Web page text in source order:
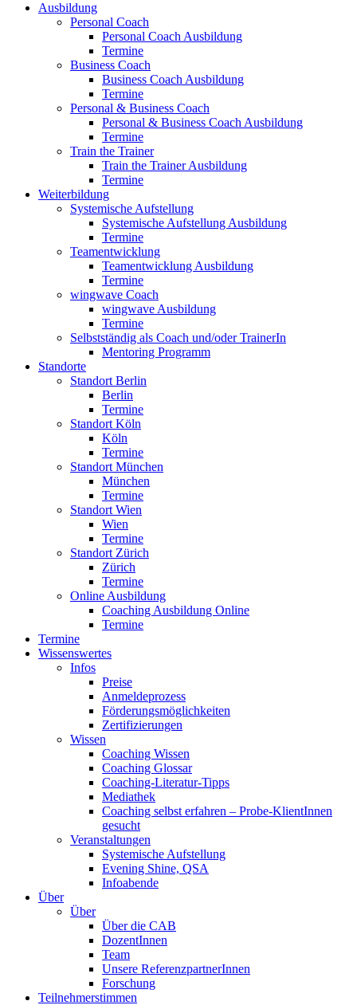
Ausbildung
Personal Coach
Personal Coach Ausbildung
Termine
Business Coach
Business Coach Ausbildung
Termine
Personal & Business Coach
Personal & Business Coach Ausbildung
Termine
Train the Trainer
Train the Trainer Ausbildung
Termine
Weiterbildung
Systemische Aufstellung
Systemische Aufstellung Ausbildung
Termine
Teamentwicklung
Teamentwicklung Ausbildung
Termine
wingwave Coach
wingwave Ausbildung
Termine
Selbstständig als Coach und/oder TrainerIn
Mentoring Programm
Standorte
Standort Berlin
Berlin
Termine
Standort Köln
Köln
Termine
Standort München
München
Termine
Standort Wien
Wien
Termine
Standort Zürich
Zürich
Termine
Online Ausbildung
Coaching Ausbildung Online
Termine
Termine
Wissenswertes
Infos
Preise
Anmeldeprozess
Förderungsmöglichkeiten
Zertifizierungen
Wissen
Coaching Wissen
Coaching Glossar
Coaching-Literatur-Tipps
Mediathek
Coaching selbst erfahren – Probe-KlientInnen
gesucht
Veranstaltungen
Systemische Aufstellung
Evening Shine, QSA
Infoabende
Über
Über
Über die CAB
DozentInnen
Team
Unsere ReferenzpartnerInnen
Forschung
Teilnehmerstimmen